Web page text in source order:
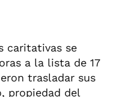
caritativas se
a la lista de 17
trasladar sus
propiedad del